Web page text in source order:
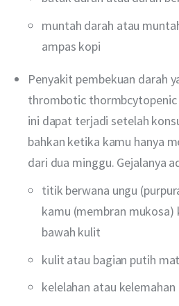
muntah darah atau
ampas kopi
Penyakit pembekuan darah
thrombotic thormbcytopenic
ini dapat terjadi setelah
bahkan ketika kamu hanya
dari dua minggu. Gejalanya
titik berwana ungu
kamu (membran mukosa)
bawah kulit
kulit atau bagian putih
kelelahan atau kelemahan